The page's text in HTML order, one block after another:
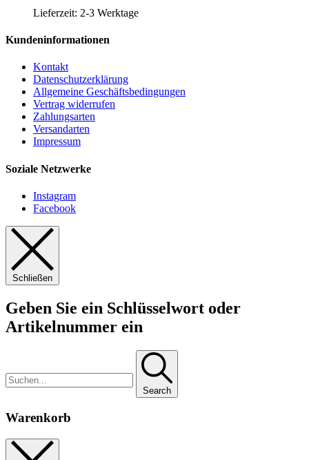
gewählt
Lieferzeit: 2-3 Werktage
Kundeninformationen
Kontakt
Datenschutzerklärung
Allgemeine Geschäftsbedingungen
Vertrag widerrufen
Zahlungsarten
Versandarten
Impressum
Soziale Netzwerke
Instagram
Facebook
Schließen
Geben Sie ein Schlüsselwort oder
Artikelnummer ein
Search
Warenkorb